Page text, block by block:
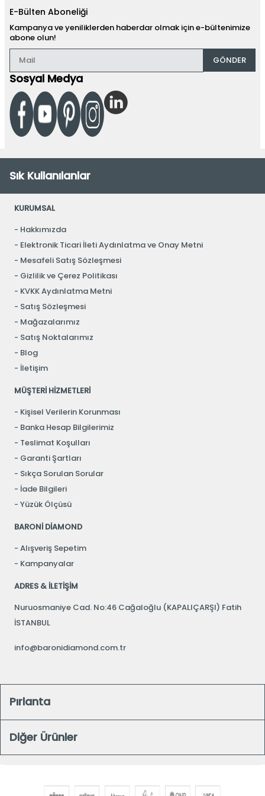
E-Bülten Aboneliği
Kampanya ve yeniliklerden haberdar olmak için e-bültenimize
abone olun!
GÖNDER
Sosyal Medya
Sık Kullanılanlar
KURUMSAL
Hakkımızda
Elektronik Ticari İleti Aydınlatma ve Onay Metni
Mesafeli Satış Sözleşmesi
Gizlilik ve Çerez Politikası
KVKK Aydınlatma Metni
Satış Sözleşmesi
Mağazalarımız
Satış Noktalarımız
Blog
İletişim
MÜŞTERİ HİZMETLERİ
Kişisel Verilerin Korunması
Banka Hesap Bilgilerimiz
Teslimat Koşulları
Garanti Şartları
Sıkça Sorulan Sorular
İade Bilgileri
Yüzük Ölçüsü
BARONİ DİAMOND
Alışveriş Sepetim
Kampanyalar
ADRES & İLETİŞİM
Nuruosmaniye Cad. No:46 Cağaloğlu (KAPALIÇARŞI) Fatih
İSTANBUL
info@baronidiamond.com.tr
Pırlanta
Diğer Ürünler